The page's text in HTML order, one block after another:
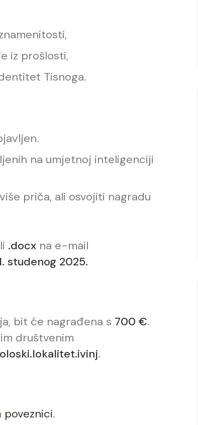
iz prošlosti,
Tisnoga.
na umjetnoj inteligenciji
priča, ali osvojiti nagradu
.docx na e-mail
studenog 2025.
bit će nagrađena s 700 €.
društvenim
.
poveznici.